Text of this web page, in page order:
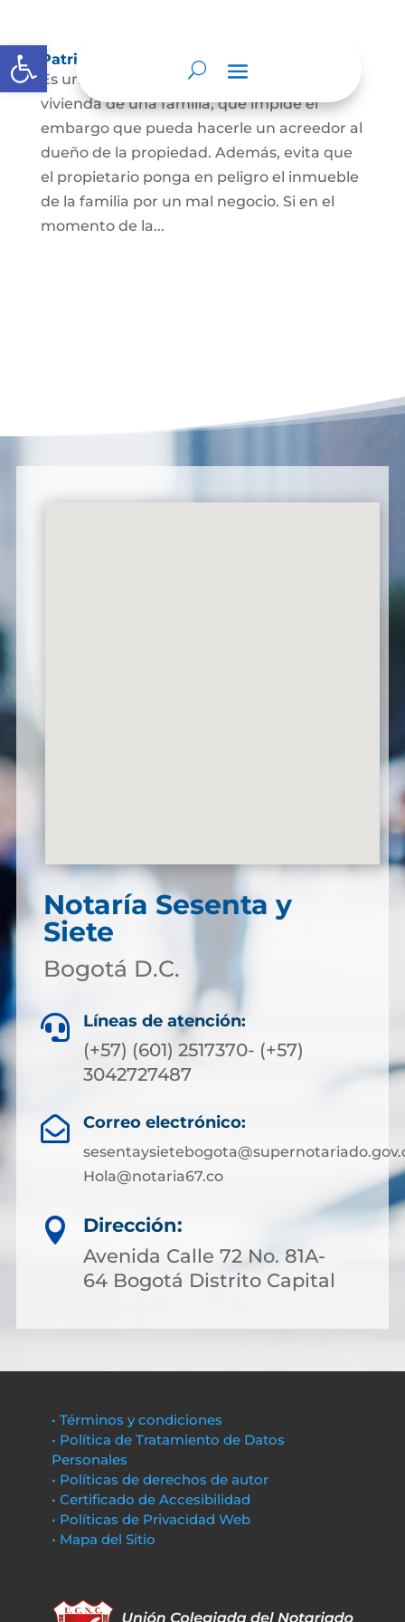
Abrir barra de herramientas
Patrimonio de familia inembargable
Es una clase especial de protección de la
vivienda de una familia, que impide el
embargo que pueda hacerle un acreedor al
dueño de la propiedad. Además, evita que
el propietario ponga en peligro el inmueble
de la familia por un mal negocio. Si en el
momento de la...
Notaría Sesenta y
Siete
Bogotá D.C.
 Líneas de atención:
(+57) (601) 2517370- (+57)
3042727487
 Correo electrónico:
Hola@notaria67.co

Dirección:
Avenida Calle 72 No. 81A-
64 Bogotá Distrito Capital
• Términos y condiciones
• Política de Tratamiento de Datos
Personales
• Políticas de derechos de autor
• Certificado de Accesibilidad
• Políticas de Privacidad Web
• Mapa del Sitio